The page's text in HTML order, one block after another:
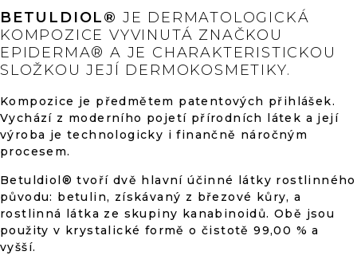
BETULDIOL® JE DERMATOLOGICKÁ
KOMPOZICE VYVINUTÁ ZNAČKOU
EPIDERMA® A JE CHARAKTERISTICKOU
SLOŽKOU JEJÍ DERMOKOSMETIKY.
Kompozice je předmětem patentových přihlášek.
Vychází z moderního pojetí přírodních látek a její
výroba je technologicky i finančně náročným
procesem.
Betuldiol® tvoří dvě hlavní účinné látky rostlinného
původu: betulin, získávaný z březové kůry, a
rostlinná látka ze skupiny kanabinoidů. Obě jsou
použity v krystalické formě o čistotě 99,00 % a
vyšší.